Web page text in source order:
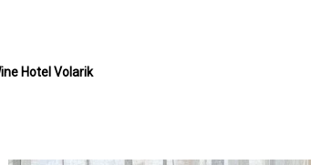
Hotel Volarik